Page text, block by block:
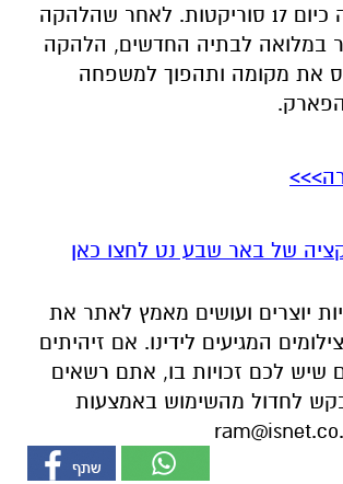
מגובשת המונה כיום 17 סוריקטות. לאחר שהלהקה
במלואה לבתיה החדשים, הלהקה
את מקומה ותהפוך למשפחה
של באר שבע נט לחצו כאן
יוצרים ועושים מאמץ לאתר את
המגיעים לידינו. אם זיהיתים
שיש לכם זכויות בו, אתם רשאים
לחדול מהשימוש באמצעות